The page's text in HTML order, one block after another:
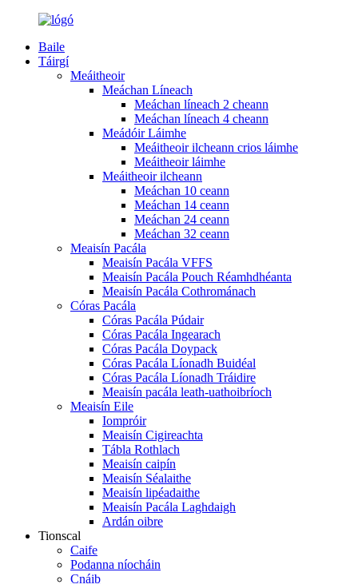
Baile
Táirgí
Meáitheoir
Meáchan Líneach
Meáchan líneach 2 cheann
Meáchan líneach 4 cheann
Meádóir Láimhe
Meáitheoir ilcheann crios láimhe
Meáitheoir láimhe
Meáitheoir ilcheann
Meáchan 10 ceann
Meáchan 14 ceann
Meáchan 24 ceann
Meáchan 32 ceann
Meaisín Pacála
Meaisín Pacála VFFS
Meaisín Pacála Pouch Réamhdhéanta
Meaisín Pacála Cothrománach
Córas Pacála
Córas Pacála Púdair
Córas Pacála Ingearach
Córas Pacála Doypack
Córas Pacála Líonadh Buidéal
Córas Pacála Líonadh Tráidire
Meaisín pacála leath-uathoibríoch
Meaisín Eile
Iompróir
Meaisín Cigireachta
Tábla Rothlach
Meaisín caipín
Meaisín Séalaithe
Meaisín lipéadaithe
Meaisín Pacála Laghdaigh
Ardán oibre
Tionscal
Caife
Podanna níocháin
Cnáib